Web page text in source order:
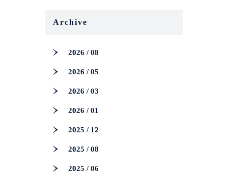
Archive
2026 / 08
2026 / 05
2026 / 03
2026 / 01
2025 / 12
2025 / 08
2025 / 06